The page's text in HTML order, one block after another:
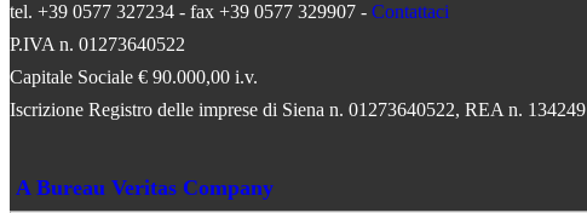
tel. +39 0577 327234 - fax +39 0577 329907 - Contattaci
P.IVA n. 01273640522
Capitale Sociale € 90.000,00 i.v.
Iscrizione Registro delle imprese di Siena n. 01273640522, REA n. 134249
A Bureau Veritas Company